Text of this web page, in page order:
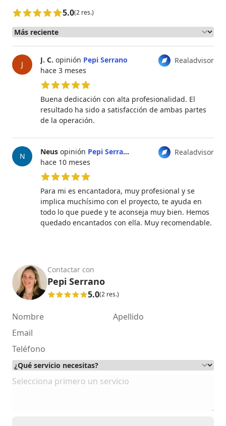
5.0(2 res.)
J Realadvisor
J. C. opinión Pepi Serrano
hace 3 meses
5 de 5 estrellas
Buena dedicación con alta profesionalidad. El
resultado ha sido a satisfacción de ambas partes
de la operación.
N Realadvisor
Neus opinión Pepi Serrano
hace 10 meses
5 de 5 estrellas
Para mi es encantadora, muy profesional y se
implica muchísimo con el proyecto, te ayuda en
todo lo que puede y te aconseja muy bien. Hemos
quedado encantados con ella. Muy recomendable.
Contactar con
Pepi Serrano
5.0(2 res.)